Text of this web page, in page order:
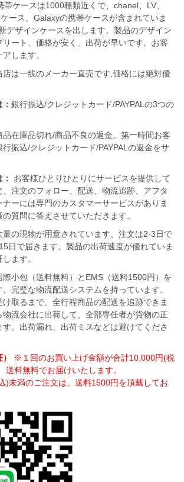
ケースは1000種類近くで、chanel、LV、
ース、Galaxyの携帯ケースが含まれていま
デザインケースを出します。製品のデザイン
リート、価格が安く、出荷が早いです。お客
します。
店は一线のメーカー直売です,価格には絶対優
銀行振込/クレジットカード/PAYPALの3つの
品在庫品切れ/商品不良の返金。第一時間お客
振込/クレジットカード/PAYPALの返金をサ
お客様ひとりひとりにサービスを提供して
注文のフォロー、配送、物流追跡、アフタ
ーには専門のカスタマーサービスがありま
質問に答えさせていただきます。
量の現物が用意されています、注文は2-3日で
日で届きます。製品の出荷速度が優れていま
ます。
際小包（送料無料）とEMS（送料1500円）を
完璧な物流配送システムを持っています。
取るまで、全行程商品の配送を追跡できま
流会社に出荷して、全部専任者が貨物の正
。出荷漏れ、出荷ミスなどは避けてくださ
※１回のお買い上げ金額が合計10,000円(税
送料無料でお届けいたします。
)未満のご注文は、送料1500円を頂戴してお